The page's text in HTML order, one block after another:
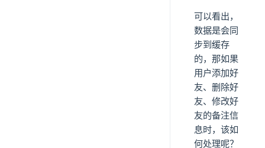
可以看出，
数据是会同
步到缓存
的，那如果
用户添加好
友、删除好
友、修改好
友的备注信
息时，该如
何处理呢？